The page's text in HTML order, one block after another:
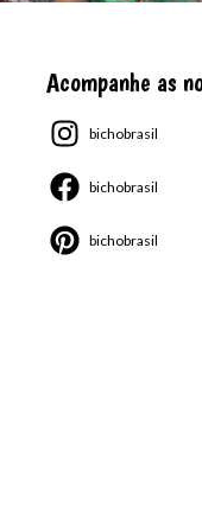
Acompanhe as
bichobrasil
bichobrasil
bichobrasil